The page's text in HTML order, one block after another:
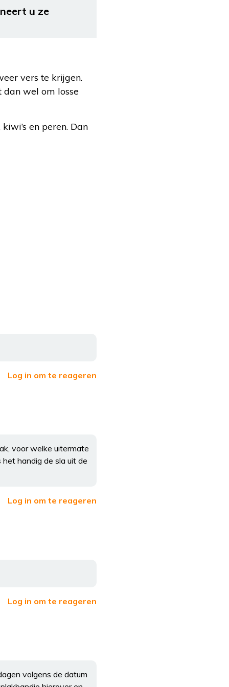
u ze
vers te krijgen.
wel om losse
en peren. Dan
Log in om te reageren
voor welke uitermate
handig de sla uit de
Log in om te reageren
Log in om te reageren
volgens de datum